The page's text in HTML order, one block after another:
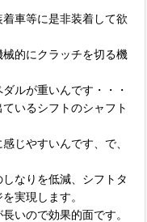
車等に是非装着して欲
的にクラッチを切る機
ルが重いんです・・・
いるシフトのシャフト
じやすいんです、で、
なりを低減、シフトタ
実現します。
いので効果的面です。